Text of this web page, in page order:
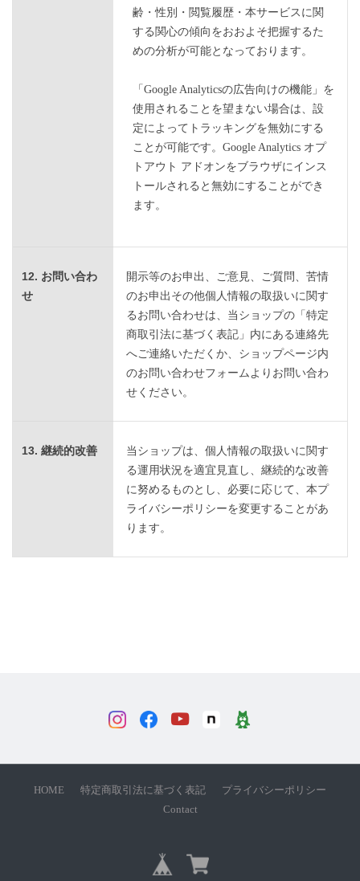
齢・性別・閲覧履歴・本サービスに関
する関心の傾向をおおよそ把握するた
めの分析が可能となっております。
「Google Analyticsの広告向けの機能」を
使用されることを望まない場合は、設
定によってトラッキングを無効にする
ことが可能です。Google Analytics オプ
トアウト アドオンをブラウザにインス
トールされると無効にすることができ
ます。
12. お問い合わ
せ
開示等のお申出、ご意見、ご質問、苦情
のお申出その他個人情報の取扱いに関す
るお問い合わせは、当ショップの「特定
商取引法に基づく表記」内にある連絡先
へご連絡いただくか、ショップページ内
のお問い合わせフォームよりお問い合わ
せください。
13. 継続的改善
当ショップは、個人情報の取扱いに関す
る運用状況を適宜見直し、継続的な改善
に努めるものとし、必要に応じて、本プ
ライバシーポリシーを変更することがあ
ります。
HOME 特定商取引法に基づく表記
プライバシーポリシー
Contact